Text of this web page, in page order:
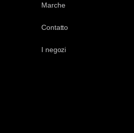
Marche
Contatto
I negozi